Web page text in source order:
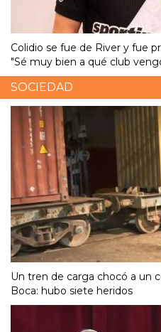
Colidio se fue de River y fue
"Sé muy bien a qué club
SOCIEDAD
Un tren de carga chocó a un
Boca: hubo siete heridos